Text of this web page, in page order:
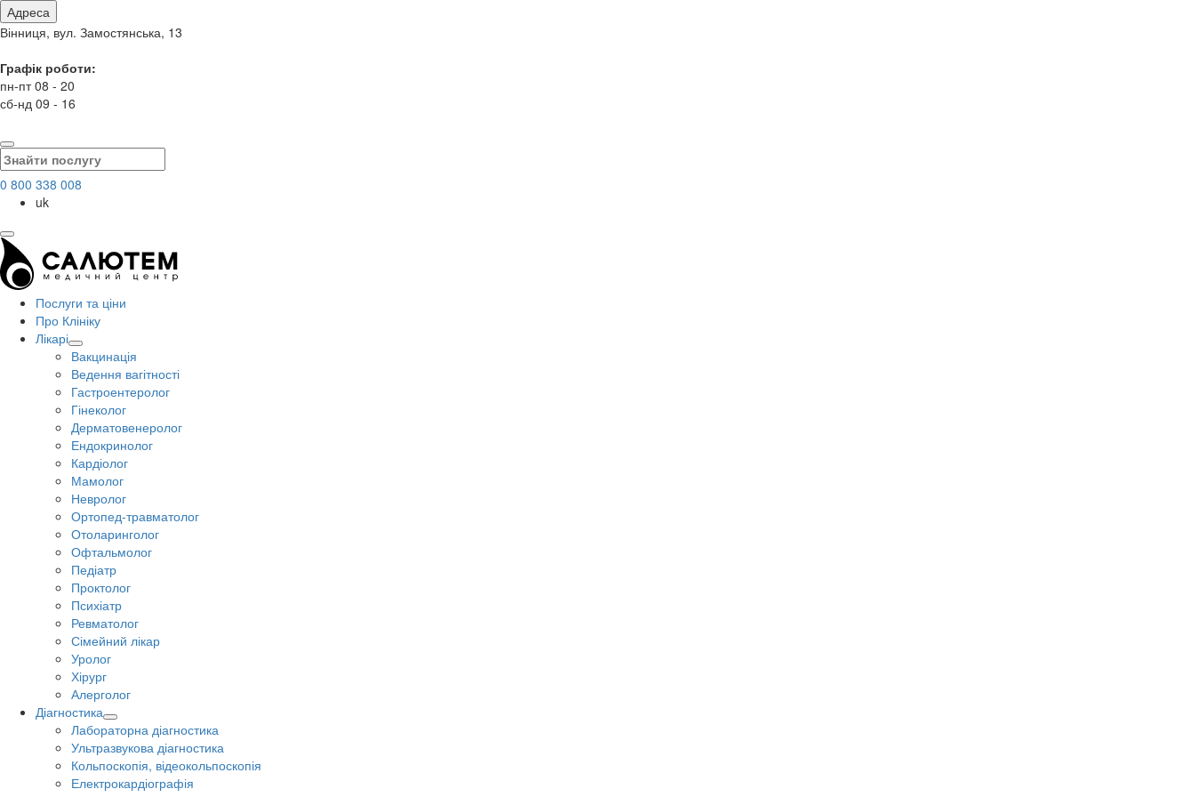
Адреса
Вінниця, вул. Замостянська, 13
Графік роботи:
пн-пт 08 - 20
сб-нд 09 - 16
0 800 338 008
uk
Послуги та ціни
Про Клініку
Лікарі
Вакцинація
Ведення вагітності
Гастроентеролог
Гінеколог
Дерматовенеролог
Ендокринолог
Кардіолог
Мамолог
Невролог
Ортопед-травматолог
Отоларинголог
Офтальмолог
Педіатр
Проктолог
Психіатр
Ревматолог
Сімейний лікар
Уролог
Хірург
Алерголог
Діагностика
Лабораторна діагностика
Ультразвукова діагностика
Кольпоскопія, відеокольпоскопія
Електрокардіографія